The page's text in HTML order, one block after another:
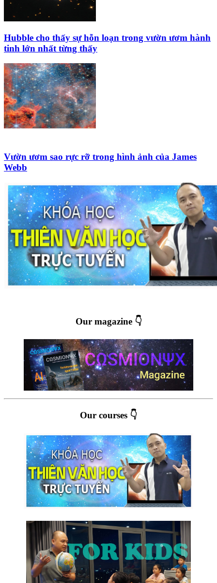
Hubble cho thấy sự hỗn loạn trong vườn ươm hành
tinh lớn nhất từng thấy
Vườn ươm sao rực rỡ trong hình ảnh của James
Webb
Our magazine 👇
Our courses 👇